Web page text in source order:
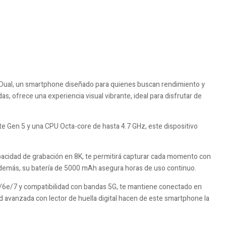
un smartphone diseñado para quienes buscan rendimiento y
ofrece una experiencia visual vibrante, ideal para disfrutar de
5 y una CPU Octa-core de hasta 4.7 GHz, este dispositivo
de grabación en 8K, te permitirá capturar cada momento con
su batería de 5000 mAh asegura horas de uso continuo.
7 y compatibilidad con bandas 5G, te mantiene conectado en
con lector de huella digital hacen de este smartphone la